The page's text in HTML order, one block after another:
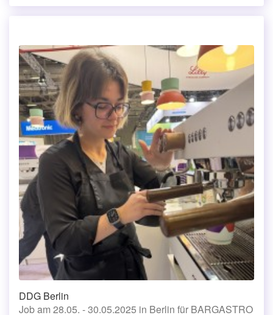
DDG Berlin
Job am 28.05. - 30.05.2025 in Berlin für BARGASTRO